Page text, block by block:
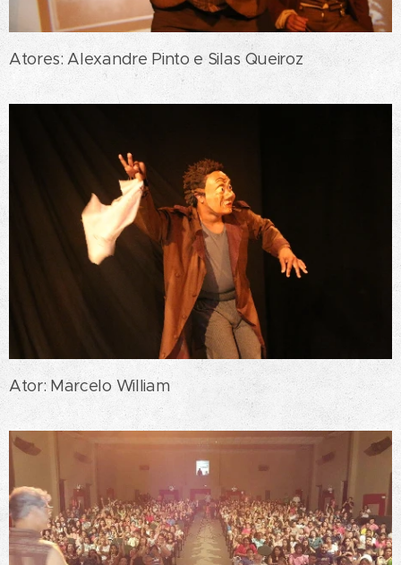
Atores: Alexandre Pinto e Silas Queiroz
Ator: Marcelo William